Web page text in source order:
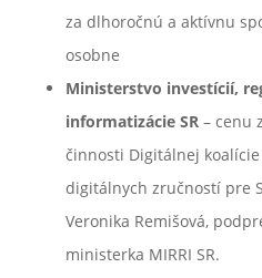
za dlhoročnú a aktívnu
osobne
Ministerstvo investícií,
informatizácie SR– cenu
činnosti Digitálnej
digitálnych zručností pre
Veronika Remišová,
ministerka MIRRI SR.